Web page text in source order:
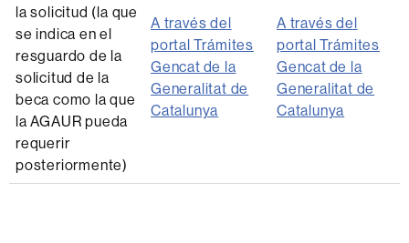
la solicitud (la que
se indica en el
resguardo de la
solicitud de la
beca como la que
la AGAUR pueda
requerir
posteriormente)
A través del
portal Trámites
Gencat de la
Generalitat de
Catalunya
A través del
portal Trámites
Gencat de la
Generalitat de
Catalunya